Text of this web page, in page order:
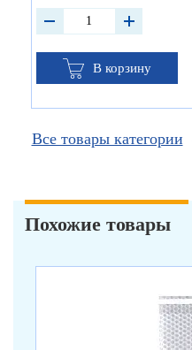
В корзину
Все товары категории
Похожие товары